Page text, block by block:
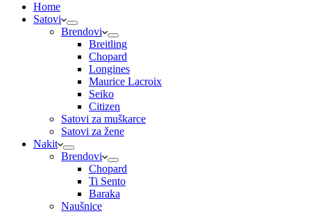
Home
Satovi
Brendovi
Breitling
Chopard
Longines
Maurice Lacroix
Seiko
Citizen
Satovi za muškarce
Satovi za žene
Nakit
Brendovi
Chopard
Ti Sento
Baraka
Naušnice